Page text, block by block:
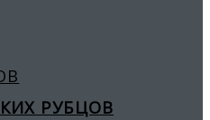
РУБЦОВ